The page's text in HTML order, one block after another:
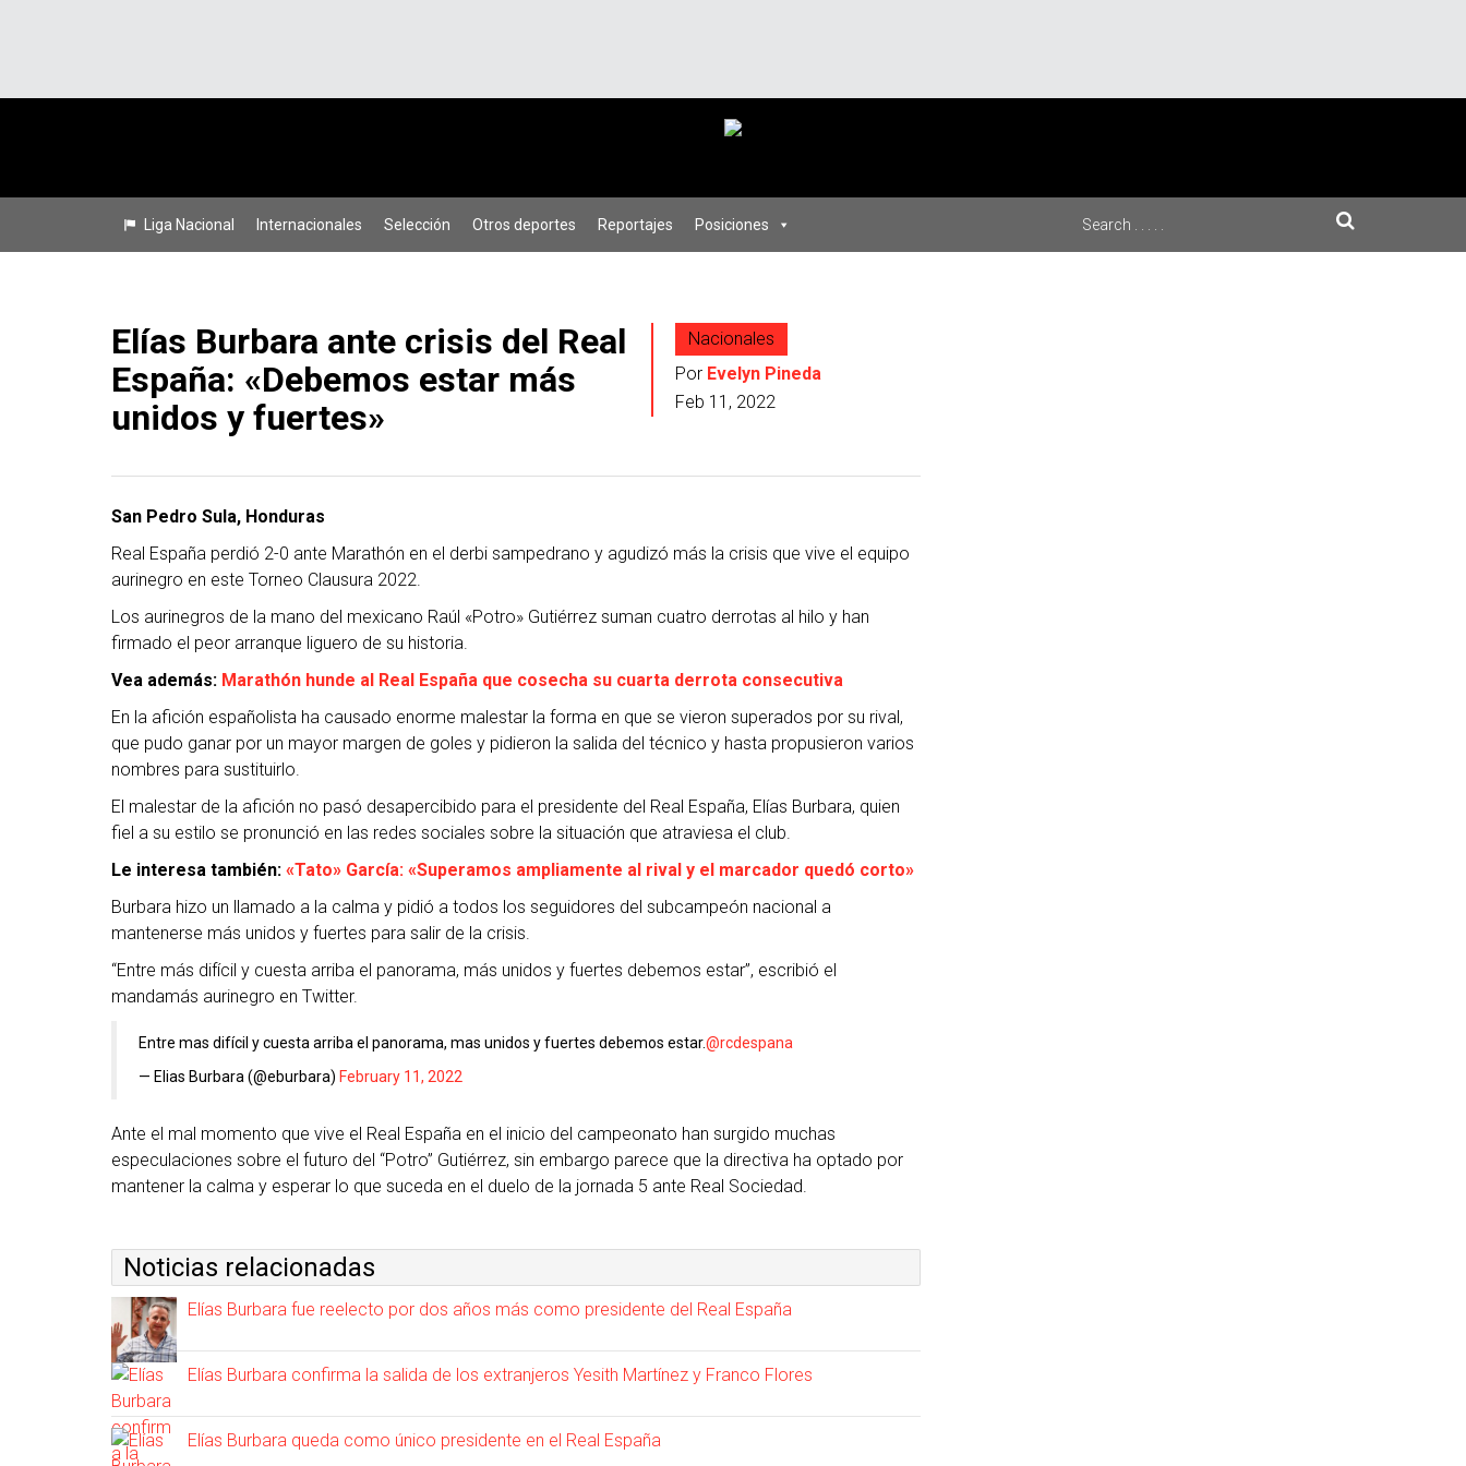
Liga Nacional Internacionales Selección Otros deportes Reportajes Posiciones
Elías Burbara ante crisis del Real
España: «Debemos estar más
unidos y fuertes»
Nacionales
Por Evelyn Pineda
Feb 11, 2022
San Pedro Sula, Honduras
Real España perdió 2-0 ante Marathón en el derbi sampedrano y agudizó más la crisis que vive el equipo
aurinegro en este Torneo Clausura 2022.
Los aurinegros de la mano del mexicano Raúl «Potro» Gutiérrez suman cuatro derrotas al hilo y han
firmado el peor arranque liguero de su historia.
Vea además: Marathón hunde al Real España que cosecha su cuarta derrota consecutiva
En la afición españolista ha causado enorme malestar la forma en que se vieron superados por su rival,
que pudo ganar por un mayor margen de goles y pidieron la salida del técnico y hasta propusieron varios
nombres para sustituirlo.
El malestar de la afición no pasó desapercibido para el presidente del Real España, Elías Burbara, quien
fiel a su estilo se pronunció en las redes sociales sobre la situación que atraviesa el club.
Le interesa también: «Tato» García: «Superamos ampliamente al rival y el marcador quedó corto»
Burbara hizo un llamado a la calma y pidió a todos los seguidores del subcampeón nacional a
mantenerse más unidos y fuertes para salir de la crisis.
“Entre más difícil y cuesta arriba el panorama, más unidos y fuertes debemos estar”, escribió el
mandamás aurinegro en Twitter.
Entre mas difícil y cuesta arriba el panorama, mas unidos y fuertes debemos estar.@rcdespana
— Elias Burbara (@eburbara) February 11, 2022
Ante el mal momento que vive el Real España en el inicio del campeonato han surgido muchas
especulaciones sobre el futuro del “Potro” Gutiérrez, sin embargo parece que la directiva ha optado por
mantener la calma y esperar lo que suceda en el duelo de la jornada 5 ante Real Sociedad.
Noticias relacionadas
Elías Burbara fue reelecto por dos años más como presidente del Real España
Elías Burbara confirma la salida de los extranjeros Yesith Martínez y Franco Flores
Elías Burbara queda como único presidente en el Real España